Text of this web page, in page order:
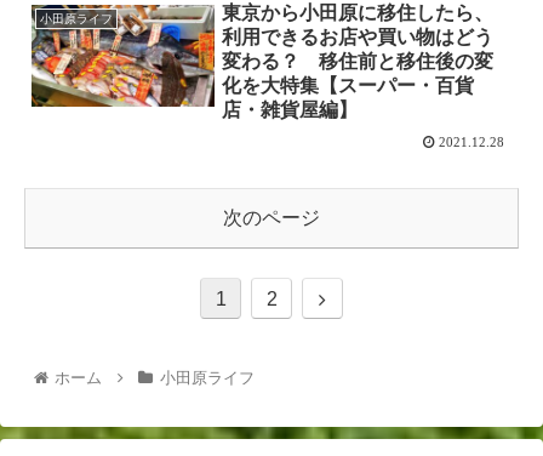
小田原ライフ
東京から小田原に移住したら、
利用できるお店や買い物はどう
変わる？ 移住前と移住後の変
化を大特集【スーパー・百貨
店・雑貨屋編】
2021.12.28
次のページ
1 2
ホーム 小田原ライフ